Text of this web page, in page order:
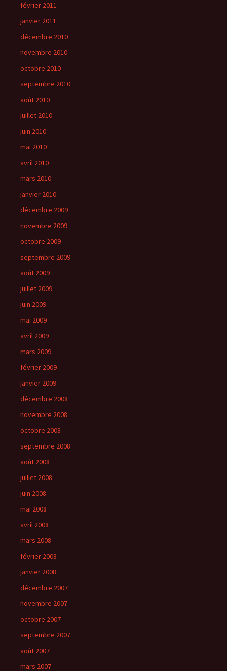
février 2011
janvier 2011
décembre 2010
novembre 2010
octobre 2010
septembre 2010
août 2010
juillet 2010
juin 2010
mai 2010
avril 2010
mars 2010
janvier 2010
décembre 2009
novembre 2009
octobre 2009
septembre 2009
août 2009
juillet 2009
juin 2009
mai 2009
avril 2009
mars 2009
février 2009
janvier 2009
décembre 2008
novembre 2008
octobre 2008
septembre 2008
août 2008
juillet 2008
juin 2008
mai 2008
avril 2008
mars 2008
février 2008
janvier 2008
décembre 2007
novembre 2007
octobre 2007
septembre 2007
août 2007
mars 2007